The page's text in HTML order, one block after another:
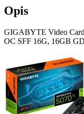
Opis
GIGABYTE Video
OC SFF 16G, 16GB